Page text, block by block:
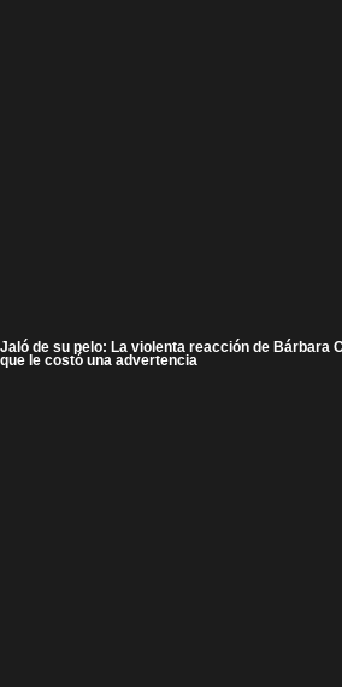
Jaló de su pelo: La violenta reacción de Bárbara
que le costó una advertencia